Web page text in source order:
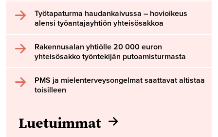
Työtapaturma haudankaivussa – hovioikeus
alensi työantajayhtiön yhteisösakkoa
Rakennusalan yhtiölle 20 000 euron
yhteisösakko työntekijän putoamisturmasta
PMS ja mielenterveysongelmat saattavat altistaa
toisilleen
Luetuimmat